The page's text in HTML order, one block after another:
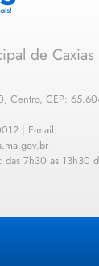
de Caxias
Centro, CEP:
| E-mail:
das 7h30 as 13h30